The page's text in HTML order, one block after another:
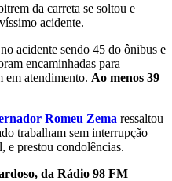
da carreta se soltou e
acidente.
acidente sendo 45 do ônibus e
encaminhadas para
em atendimento. Ao menos 39
Romeu Zema ressaltou
trabalham sem interrupção
e prestou condolências.
da Rádio 98 FM